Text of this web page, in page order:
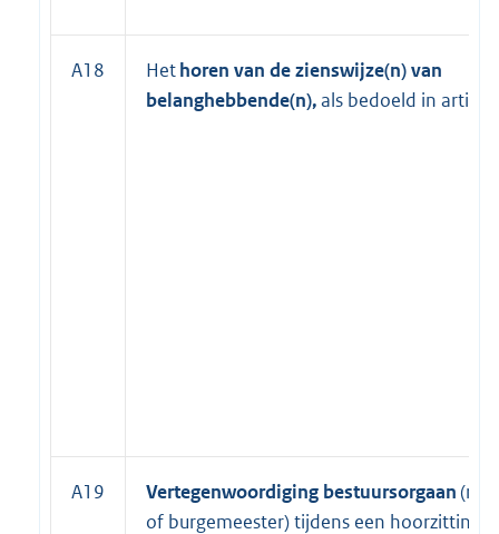
A18 Hethoren van de zienswijze(n) van
belanghebbende(n),als bedoeld in artikel
A19 Vertegenwoordiging bestuursorgaan
of burgemeester) tijdens een hoorzitting